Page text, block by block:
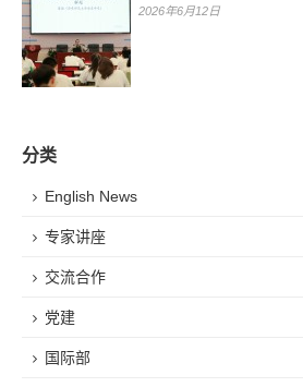
2026年6月12日
分类
English News
专家讲座
交流合作
党建
国际部